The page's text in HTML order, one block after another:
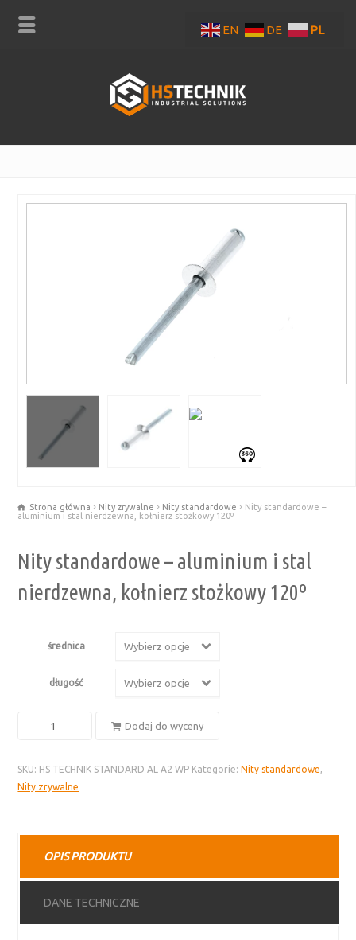
Strona główna Nity zrywalne Nity standardowe
Nity standardowe –
aluminium i stal nierdzewna, kołnierz stożkowy 120º
Nity standardowe – aluminium i stal
nierdzewna, kołnierz stożkowy 120º
średnica Wybierz opcje
długość Wybierz opcje
–
aluminium
kołnierz
stożkowy
Dodaj do wyceny
SKU: HS TECHNIK STANDARD AL A2 WP Kategorie:Nity standardowe,
Nity zrywalne
OPIS PRODUKTU
DANE TECHNICZNE
EN DE PL